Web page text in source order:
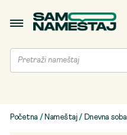
Početna / Nameštaj / Dnevna soba